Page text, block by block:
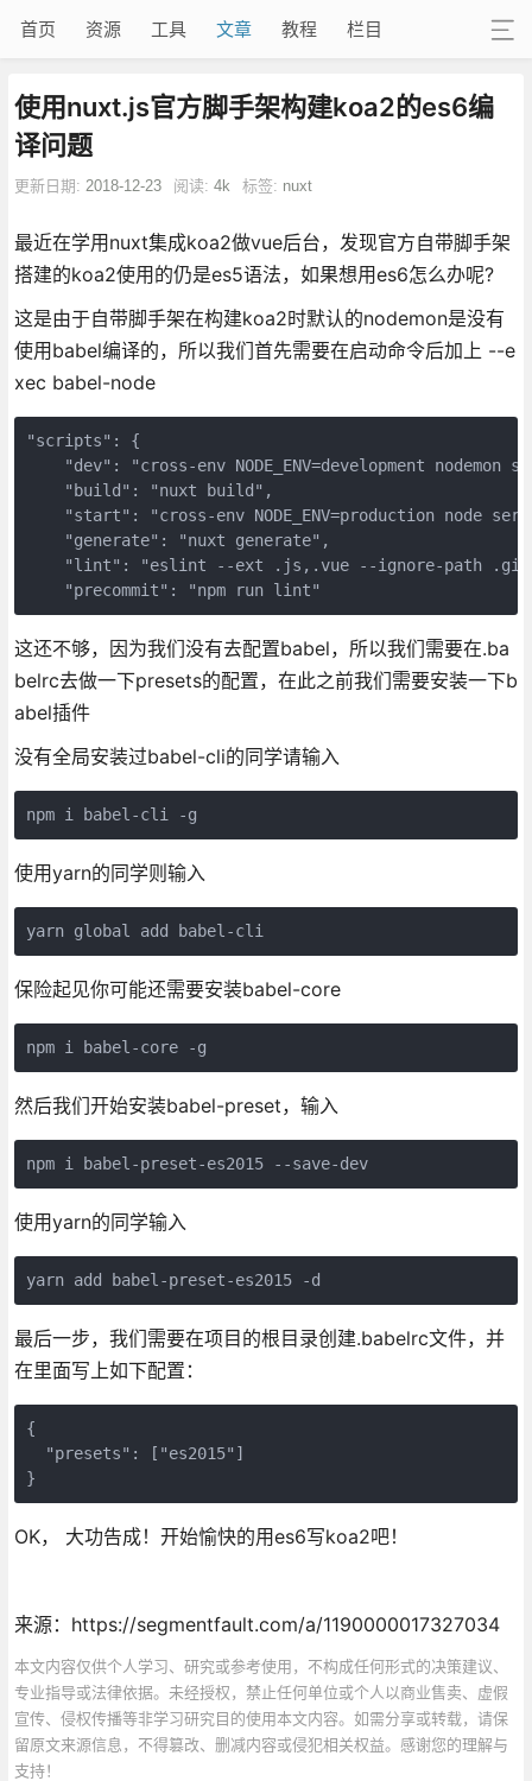
首页 资源 工具 文章 教程 栏目
使用nuxt.js官方脚手架构建koa2的es6编
译问题
更新日期: 2018-12-23 阅读: 4k 标签: nuxt
最近在学用nuxt集成koa2做vue后台，发现官方自带脚手架
搭建的koa2使用的仍是es5语法，如果想用es6怎么办呢?
这是由于自带脚手架在构建koa2时默认的nodemon是没有
使用babel编译的，所以我们首先需要在启动命令后加上 --e
xec babel-node
"scripts": {
"dev": "cross-env NODE_ENV=development nodemon
    "build": "nuxt build",
"start": "cross-env NODE_ENV=production node
    "generate": "nuxt generate",
"lint": "eslint --ext .js,.vue --ignore-path
这还不够，因为我们没有去配置babel，所以我们需要在.ba
belrc去做一下presets的配置，在此之前我们需要安装一下b
abel插件
没有全局安装过babel-cli的同学请输入
使用yarn的同学则输入
保险起见你可能还需要安装babel-core
然后我们开始安装babel-preset，输入
npm i babel-preset-es2015 --save-dev
使用yarn的同学输入
最后一步，我们需要在项目的根目录创建.babelrc文件，并
在里面写上如下配置：
{
  "presets": ["es2015"]
OK， 大功告成！开始愉快的用es6写koa2吧！
来源：https://segmentfault.com/a/1190000017327034
本文内容仅供个人学习、研究或参考使用，不构成任何形式的决策建议、
专业指导或法律依据。未经授权，禁止任何单位或个人以商业售卖、虚假
宣传、侵权传播等非学习研究目的使用本文内容。如需分享或转载，请保
留原文来源信息，不得篡改、删减内容或侵犯相关权益。感谢您的理解与
支持！